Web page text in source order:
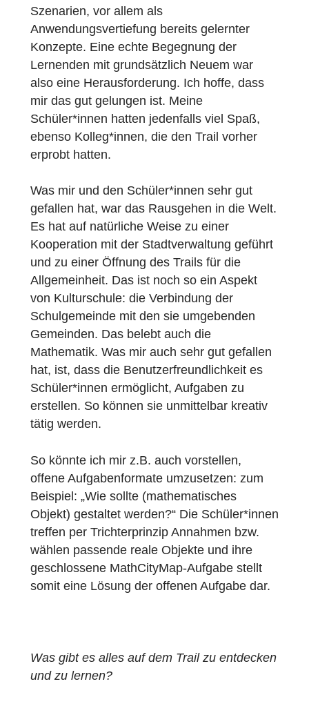
zweites Fach ist Informatik, ich arbeite mich
gerne in neue Techniken ein. Und hier fand
ich es auch spannend zu schauen, wie ich
meine Ideen denn überhaupt in einer sehr
geschlossenen Lernumgebung umsetzen
kann. Wie bilde ich beispielsweise
ab, wie ermögliche ich, dass sich
Mathematik entfaltet?
Denn das Kernprinzip hinter MathCityMap
dasselbe wie schon bei der Skinner-Box,
Lernende interagieren mit einer Maschine,
allerdings draußen, also an realen
Und natürlich bezweckt Prof. Ludwig auch
nicht, dass MathCityMap den Unterricht
ersetzt, sondern empfiehlt es für bestimmt
Szenarien, vor allem als
Anwendungsvertiefung bereits gelernter
Konzepte. Eine echte Begegnung der
Lernenden mit grundsätzlich Neuem war
also eine Herausforderung. Ich hoffe, dass
mir das gut gelungen ist. Meine
Schüler*innen hatten jedenfalls viel Spaß,
ebenso Kolleg*innen, die den Trail vorher
erprobt hatten.
Was mir und den Schüler*innen sehr gut
gefallen hat, war das Rausgehen in die
Es hat auf natürliche Weise zu einer
Allgemeinheit. Das ist noch so ein Aspekt
von Kulturschule: die Verbindung der